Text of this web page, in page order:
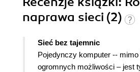
naprawa sieci (2)
Sieć bez tajemnic
Pojedynczy komputer --
ogromnych możliwości – jest